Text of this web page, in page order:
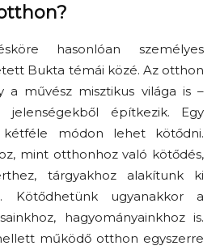
hasonlóan személyes
Bukta témái közé. Az otthon
a művész misztikus világa is –
jelenségekből építkezik. Egy
kétféle módon lehet kötődni.
mint otthonhoz való kötődés,
tárgyakhoz alakítunk ki
Kötődhetünk ugyanakkor a
hagyományainkhoz is.
működő otthon egyszerre